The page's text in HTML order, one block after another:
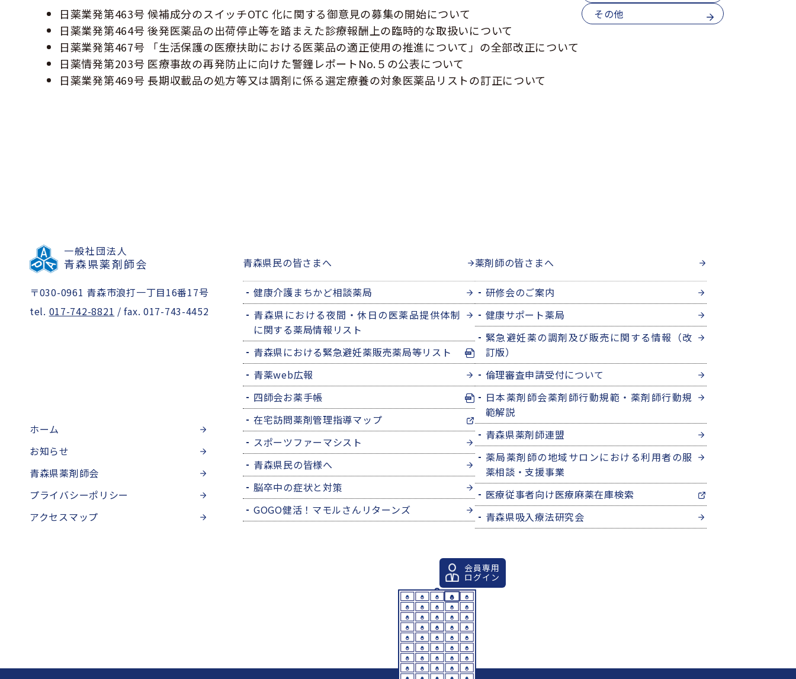
日薬業発第463号 候補成分のスイッチOTC 化に関する御意見の募集の開始について
日薬業発第464号 後発医薬品の出荷停止等を踏まえた診療報酬上の臨時的な取扱いについて
日薬業発第467号 「生活保護の医療扶助における医薬品の適正使用の推進について」の全部改正について
日薬情発第203号 医療事故の再発防止に向けた警鐘レポートNo.５の公表について
日薬業発第469号 長期収載品の処方等又は調剤に係る選定療養の対象医薬品リストの訂正について
その他
一般社団法人
青森県薬剤師会
〒030-0961 青森市浪打一丁目16番17号
tel. 017-742-8821 / fax. 017-743-4452
ホーム
お知らせ
青森県薬剤師会
プライバシーポリシー
アクセスマップ
青森県民の皆さまへ
健康介護まちかど相談薬局
青森県における夜間・休日の医薬品提供体制
に関する薬局情報リスト
青森県における緊急避妊薬販売薬局等リスト
青薬web広報
四師会お薬手帳
在宅訪問薬剤管理指導マップ
スポーツファーマシスト
青森県民の皆様へ
脳卒中の症状と対策
GOGO健活！マモルさんリターンズ
薬剤師の皆さまへ
研修会のご案内
健康サポート薬局
緊急避妊薬の調剤及び販売に関する情報（改
訂版）
倫理審査申請受付について
日本薬剤師会薬剤師行動規範・薬剤師行動規
範解説
青森県薬剤師連盟
薬局薬剤師の地域サロンにおける利用者の服
薬相談・支援事業
医療従事者向け医療麻薬在庫検索
青森県吸入療法研究会
会員専用
ログイン